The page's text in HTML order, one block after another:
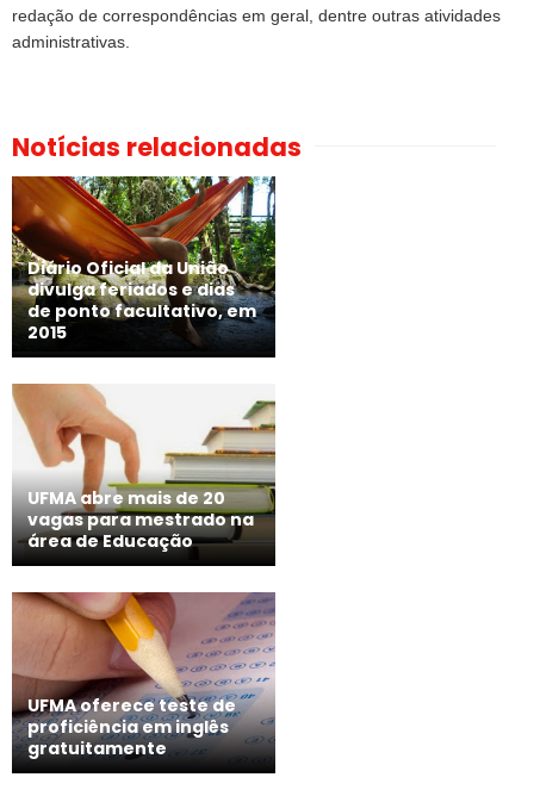
redação de correspondências em geral, dentre outras atividades
administrativas.
Notícias relacionadas
Diário Oficial da União
divulga feriados e dias
de ponto facultativo, em
2015
UFMA abre mais de 20
vagas para mestrado na
área de Educação
UFMA oferece teste de
proficiência em inglês
gratuitamente